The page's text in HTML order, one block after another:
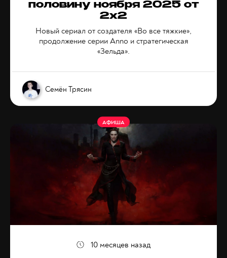
половину ноября 2025 от
2x2
Новый сериал от создателя «Во все тяжкие»,
продолжение серии Anno и стратегическая
«Зельда».
Семён Трясин
АФИША
10 месяцев назад